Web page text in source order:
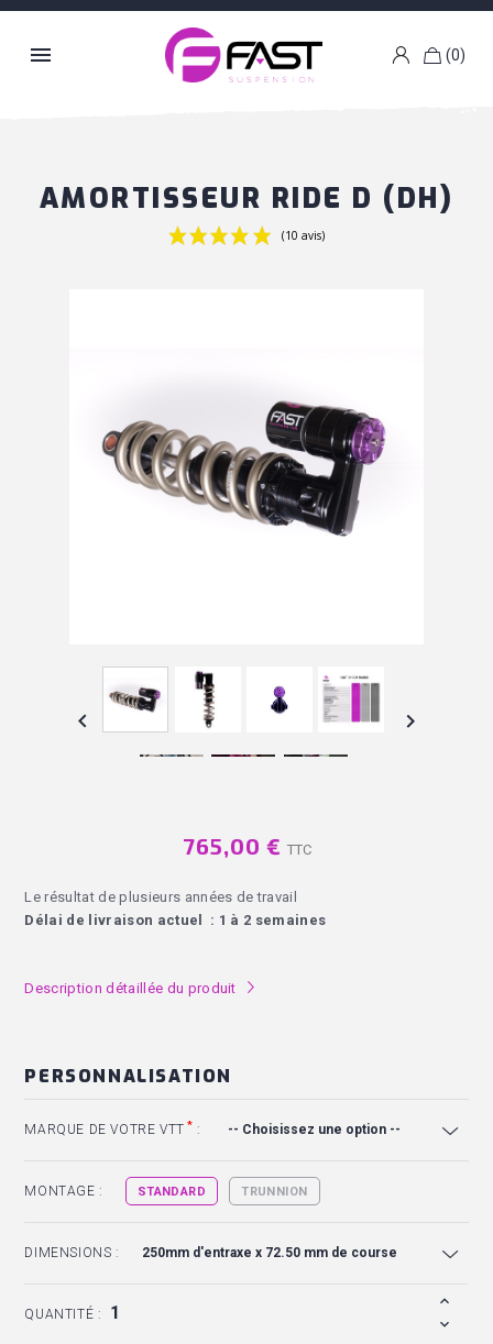
 g (0)
k
 
AMORTISSEUR RIDE D (DH)
765,00 € TTC
Le résultat de plusieurs années de travail
Délai de livraison actuel : 1 à 2 semaines
Description détaillée du produit l
MONTAGE : STANDARD TRUNNION
DIMENSIONS :
PERSONNALISATION
MARQUE DE VOTRE VTT * :
QUANTITÉ :